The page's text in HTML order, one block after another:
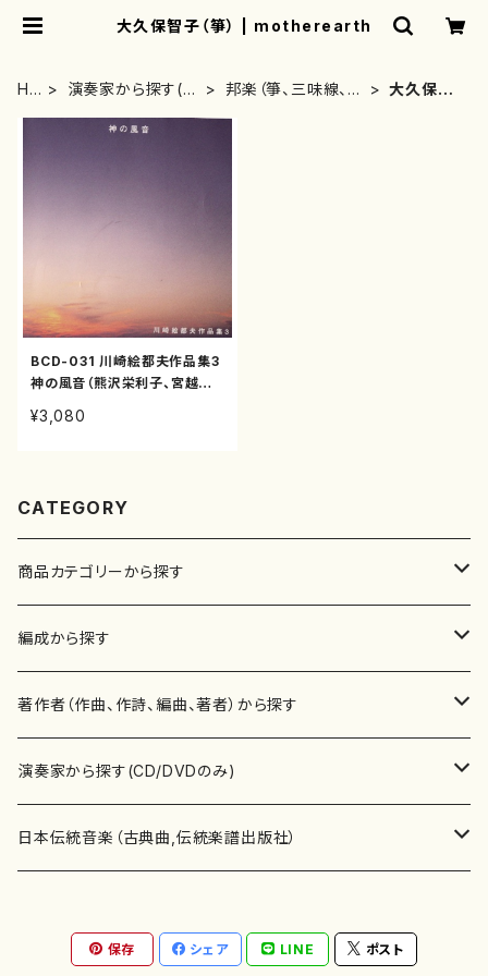
大久保智子（箏） | motherearth
HO
演奏家から探す(C
邦楽（箏、三味線、尺
大久保智
BCD-031 川崎絵都夫作品集3
神の風音（熊沢栄利子、宮越圭
¥3,080
CATEGORY
商品カテゴリーから探す
楽譜
書籍
書籍
テキストブック
CD・DVD
チケット
邦楽ジャーナル
レコード
編成から探す
邦楽器
箏・琴（ソロ）
箏・琴（合奏）
三味線（合奏）
合唱
混声合唱
男声合唱
歌・声
ピアノ（ソロ）
洋楽器（弦楽器）
著作者（作曲、作詩、編曲、著者）から探す
あ行
青木省三(アオキ ショウゾウ)
秋山健治(アキヤマ ケンジ）
か行
蔭山滸山(カゲヤマ キョザン)
斉藤松声(サイトウ ショウセイ)
演奏家から探す(CD/DVDのみ)
邦楽（箏、三味線、尺八等）演奏家
石川高（笙）
應和惠子（声楽・ソプラノ）
洋楽-鍵盤楽器（ピアノ、オルガン等）演奏家
日本伝統音楽（古典曲,伝統楽譜出版社）
宮城道雄（宮城宗家監修）
地歌箏曲（三絃古典楽譜）
保存 シェア LINE ポスト